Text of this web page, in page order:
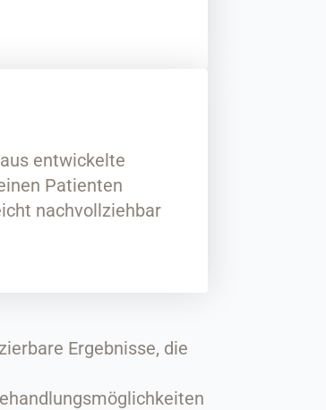
entwickelte
Patienten
nachvollziehbar
Ergebnisse, die